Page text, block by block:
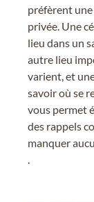
préfèrent
privée. Une
lieu dans un
autre lieu
varient, et
savoir où se
vous permet
des rappels
manquer